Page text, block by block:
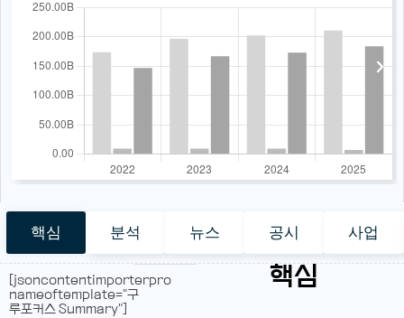
핵심 분석 뉴스 공시 사업
핵심
[jsoncontentimporterpro
nameoftemplate="구
루포커스 Summary"]